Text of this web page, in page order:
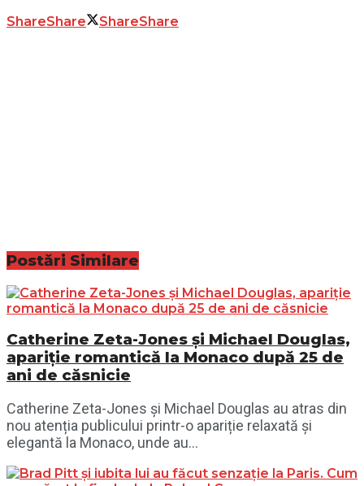
ShareShare ShareShare
Postări Similare
Catherine Zeta-Jones și Michael Douglas,
apariție romantică la Monaco după 25 de
ani de căsnicie
Catherine Zeta-Jones și Michael Douglas au atras din
nou atenția publicului printr-o apariție relaxată și
elegantă la Monaco, unde au...